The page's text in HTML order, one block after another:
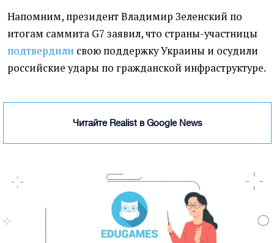
Напомним, президент Владимир Зеленский по
итогам саммита G7 заявил, что страны-участницы
подтвердили свою поддержку Украины и осудили
российские удары по гражданской инфраструктуре.
Читайте Realist в Google News